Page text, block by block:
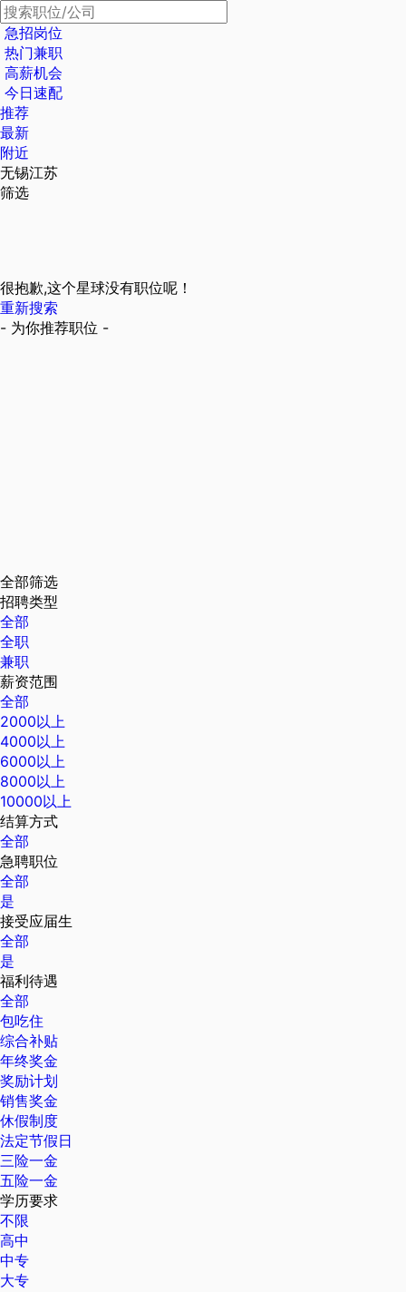
急招岗位
热门兼职
高薪机会
今日速配
推荐
最新
附近
无锡江苏
筛选
很抱歉,这个星球没有职位呢！
重新搜索
- 为你推荐职位 -
全部筛选
招聘类型
全部
全职
兼职
薪资范围
全部
2000以上
4000以上
6000以上
8000以上
10000以上
结算方式
全部
急聘职位
全部
是
接受应届生
全部
是
福利待遇
全部
包吃住
综合补贴
年终奖金
奖励计划
销售奖金
休假制度
法定节假日
三险一金
五险一金
学历要求
不限
高中
中专
大专